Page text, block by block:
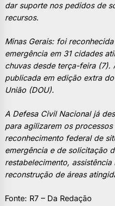
dar suporte nos pedidos de
recursos.
Minas Gerais: foi
emergência em 31 cidades
chuvas desde terça-feira (7).
publicada em edição extra
União (DOU).
A Defesa Civil Nacional já
para agilizarem os processos
reconhecimento federal de
emergência e de solicitação
restabelecimento, assistência
reconstrução de áreas
Fonte: R7 – Da Redação